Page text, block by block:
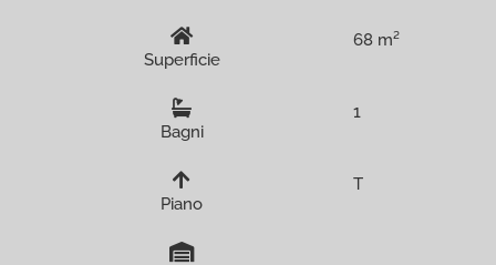
Superficie
68 m²
Bagni
1
Piano
T